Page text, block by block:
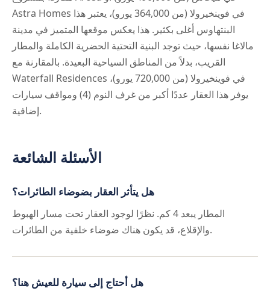
Astra Homes في فوينخيرولا (من 364,000 يورو)، يعتبر هذا
البنتهاوس أغلى بكثير. هذا يعكس موقعها المتميز في مدينة
مالاغا نفسها، حيث توجد البنية التحتية الحضرية الكاملة والمطار
القريب، بدلاً من المناطق السياحية البعيدة. بالمقارنة مع
Waterfall Residences في فوينخيرولا (من 720,000 يورو)،
يوفر هذا العقار عددًا أكبر من غرف النوم (4) ومواقف سيارات
إضافية.
الأسئلة الشائعة
هل يتأثر العقار بضوضاء الطائرات؟
المطار يبعد 4 كم. نظرًا لوجود العقار تحت مسار الهبوط
والإقلاع، قد يكون هناك ضوضاء خلفية من الطائرات.
هل أحتاج إلى سيارة للعيش هنا؟